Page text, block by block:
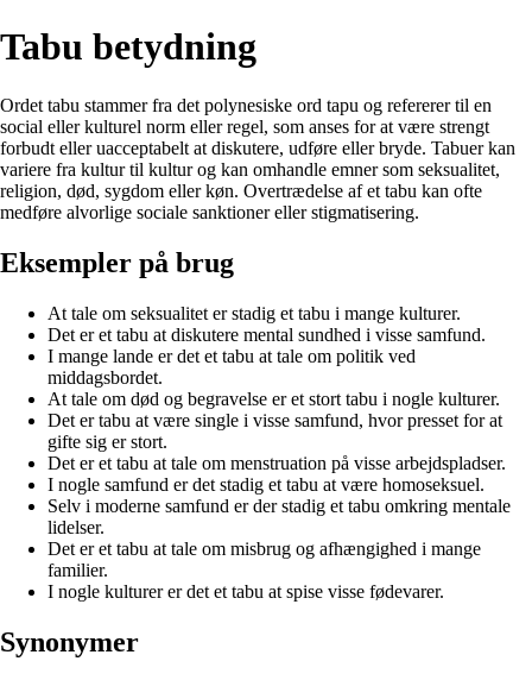
Tabu betydning
Ordet tabu stammer fra det polynesiske ord tapu og refererer til en
social eller kulturel norm eller regel, som anses for at være strengt
forbudt eller uacceptabelt at diskutere, udføre eller bryde. Tabuer kan
variere fra kultur til kultur og kan omhandle emner som seksualitet,
religion, død, sygdom eller køn. Overtrædelse af et tabu kan ofte
medføre alvorlige sociale sanktioner eller stigmatisering.
Eksempler på brug
At tale om seksualitet er stadig et tabu i mange kulturer.
Det er et tabu at diskutere mental sundhed i visse samfund.
I mange lande er det et tabu at tale om politik ved
middagsbordet.
At tale om død og begravelse er et stort tabu i nogle kulturer.
Det er tabu at være single i visse samfund, hvor presset for at
gifte sig er stort.
Det er et tabu at tale om menstruation på visse arbejdspladser.
I nogle samfund er det stadig et tabu at være homoseksuel.
Selv i moderne samfund er der stadig et tabu omkring mentale
lidelser.
Det er et tabu at tale om misbrug og afhængighed i mange
familier.
I nogle kulturer er det et tabu at spise visse fødevarer.
Synonymer